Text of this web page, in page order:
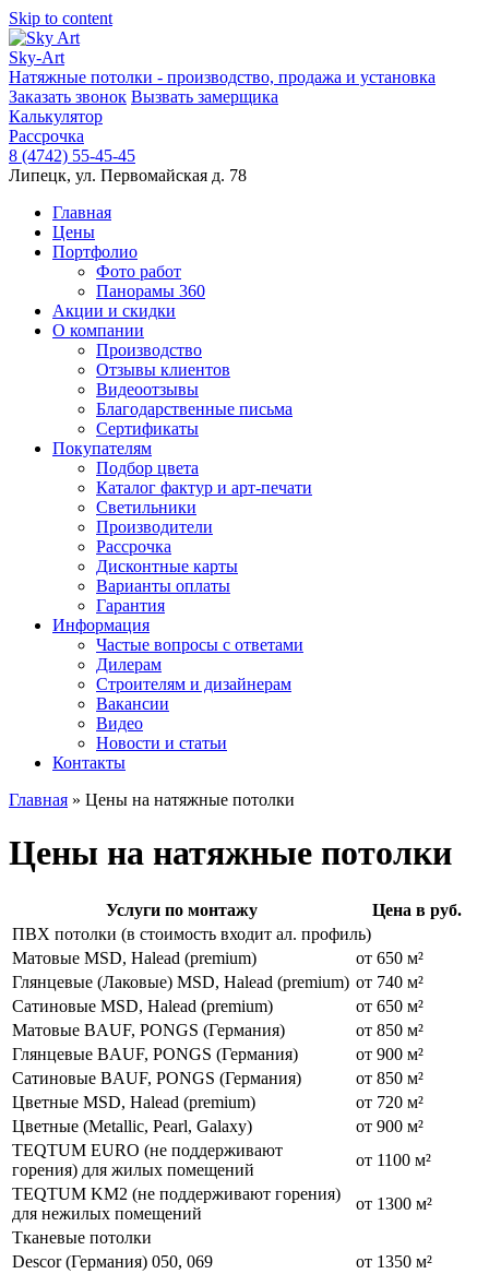
Skip to content
Sky-Art
Натяжные потолки - производство, продажа и установка
Заказать звонок Вызвать замерщика
Калькулятор
Рассрочка
8 (4742) 55-45-45
Липецк, ул. Первомайская д. 78
Главная
Цены
Портфолио
Фото работ
Панорамы 360
Акции и скидки
О компании
Производство
Отзывы клиентов
Видеоотзывы
Благодарственные письма
Сертификаты
Покупателям
Подбор цвета
Каталог фактур и арт-печати
Светильники
Производители
Рассрочка
Дисконтные карты
Варианты оплаты
Гарантия
Информация
Частые вопросы с ответами
Дилерам
Строителям и дизайнерам
Вакансии
Видео
Новости и статьи
Контакты
Главная » Цены на натяжные потолки
Цены на натяжные потолки
Услуги по монтажу
Цена в руб.
ПВХ потолки (в стоимость входит ал. профиль)
Матовые MSD, Halead (premium)
от 650 м²
Глянцевые (Лаковые) MSD, Halead (premium) от 740 м²
Сатиновые MSD, Halead (premium)
от 650 м²
Матовые BAUF, PONGS (Германия)
от 850 м²
Глянцевые BAUF, PONGS (Германия)
от 900 м²
Сатиновые BAUF, PONGS (Германия)
от 850 м²
Цветные MSD, Halead (premium)
от 720 м²
Цветные (Metallic, Pearl, Galaxy)
от 900 м²
TEQTUM EURO (не поддерживают
горения) для жилых помещений
от 1100 м²
TEQTUM KM2 (не поддерживают горения)
для нежилых помещений
от 1300 м²
Тканевые потолки
Descor (Германия) 050, 069
от 1350 м²